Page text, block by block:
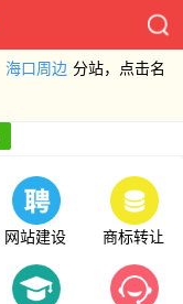
海口周边 分站，点击名
网站建设 商标转让